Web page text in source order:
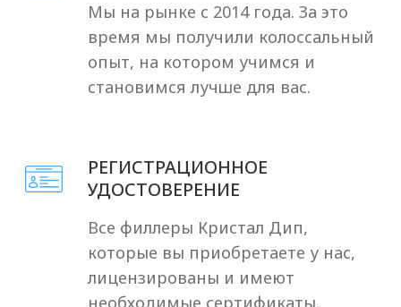
Лицензии и
сертификаты на